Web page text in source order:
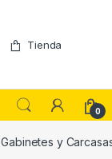
Tienda
0
Gabinetes y